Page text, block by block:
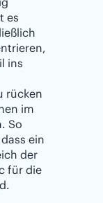
es
ins
rücken
im
So
ein
der
für die